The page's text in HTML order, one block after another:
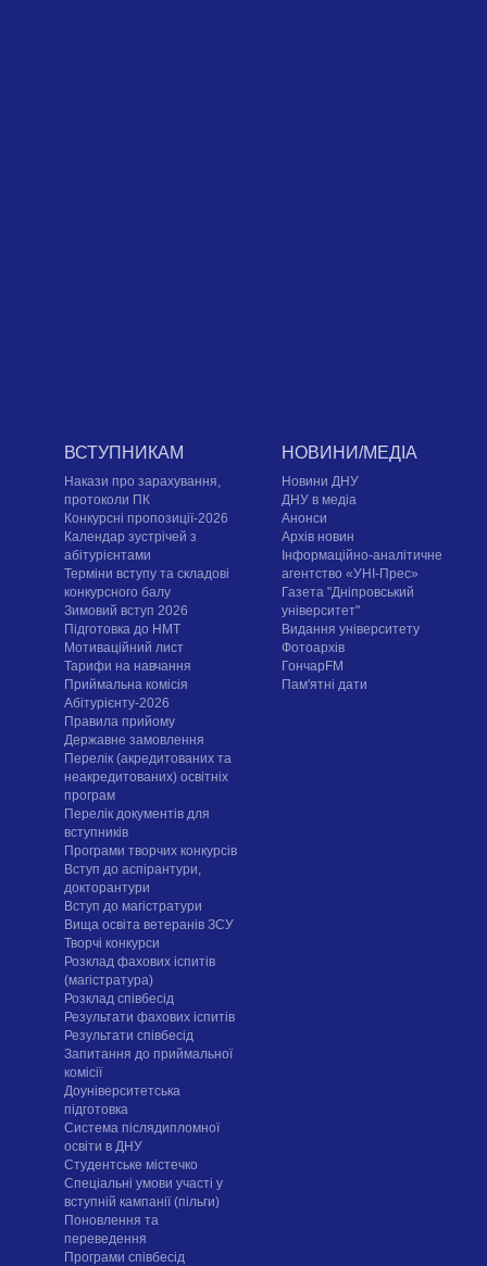
ВСТУПНИКАМ
Накази про зарахування,
протоколи ПК
Конкурсні пропозиції-2026
Календар зустрічей з
абітурієнтами
Терміни вступу та складові
конкурсного балу
Зимовий вступ 2026
Підготовка до НМТ
Мотиваційний лист
Тарифи на навчання
Приймальна комісія
Абітурієнту-2026
Правила прийому
Державне замовлення
Перелік (акредитованих та
неакредитованих) освітніх
програм
Перелік документів для
вступників
Програми творчих конкурсiв
Вступ до аспірантури,
докторантури
Вступ до магістратури
Вища освіта ветеранів ЗСУ
Творчі конкурси
Розклад фахових іспитів
(магістратура)
Розклад співбесід
Результати фахових іспитів
Результати співбесід
Запитання до приймальної
комісії
Доуніверситетська
підготовка
Система післядипломної
освіти в ДНУ
Cтудентське містечко
Спеціальні умови участі у
вступній кампанії (пільги)
Поновлення та
переведення
Програми співбесід
НОВИНИ/МЕДІА
Новини ДНУ
ДНУ в медіа
Анонси
Архів новин
Інформаційно-аналітичне
агентство «УНІ-Прес»
Газета "Дніпровський
університет"
Видання університету
Фотоархів
ГончарFM
Пам'ятні дати